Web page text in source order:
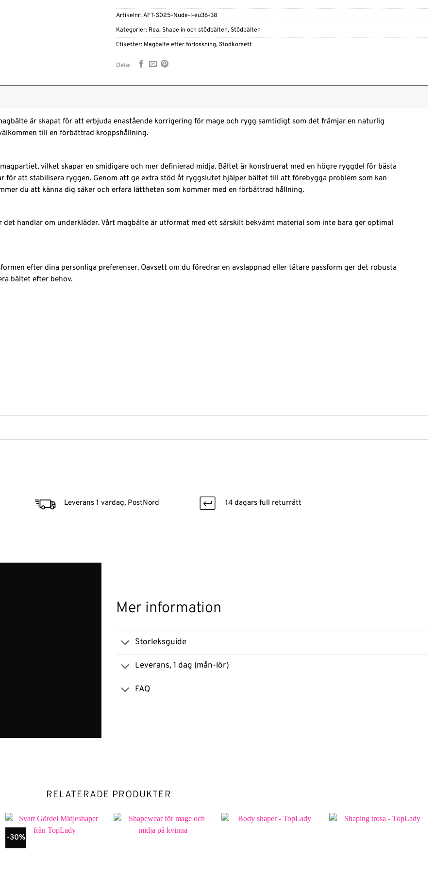
Artikelnr:AFT-S025-Nude-l-eu36-38
Kategorier: Rea, Shape in och stödbälten, Stödbälten
Etiketter: Magbälte efter förlossning, Stödkorsett
Dela:
är skapat för att erbjuda enastående korrigering för mage och rygg samtidigt som det främjar en naturlig
till en förbättrad kroppshållning.
vilket skapar en smidigare och mer definierad midja. Bältet är konstruerat med en högre ryggdel för bästa
att stabilisera ryggen. Genom att ge extra stöd åt ryggslutet hjälper bältet till att förebygga problem som kan
du att känna dig säker och erfara lättheten som kommer med en förbättrad hållning.
handlar om underkläder. Vårt magbälte är utformat med ett särskilt bekvämt material som inte bara ger optimal
efter dina personliga preferenser. Oavsett om du föredrar en avslappnad eller tätare passform ger det robusta
bältet efter behov.
Leverans 1 vardag, PostNord 14 dagars full returrätt
Mer information
Storleksguide
Leverans, 1 dag (mån-lör)
FAQ
RELATERADE PRODUKTER
-30%